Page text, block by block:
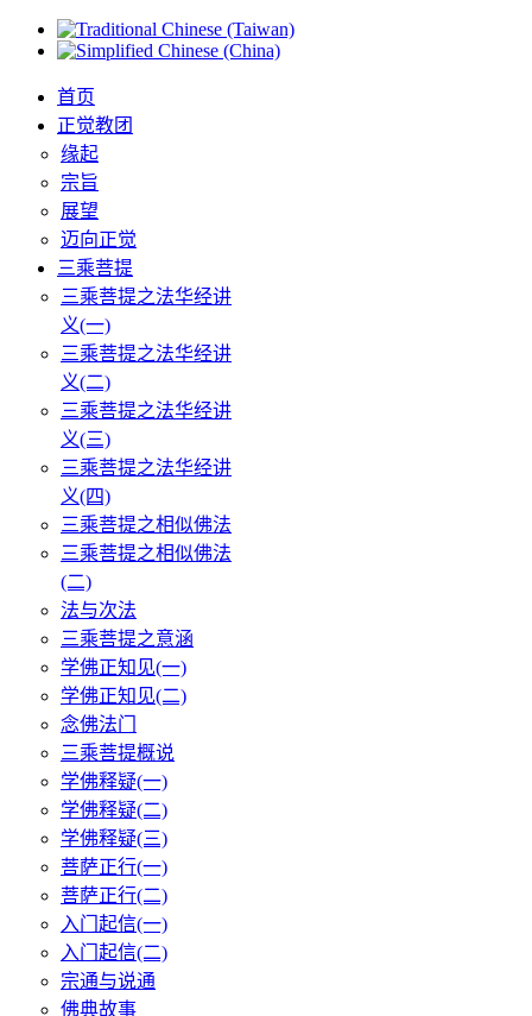
首页
正觉教团
缘起
宗旨
展望
迈向正觉
三乘菩提
三乘菩提之法华经讲
义(一)
三乘菩提之法华经讲
义(二)
三乘菩提之法华经讲
义(三)
三乘菩提之法华经讲
义(四)
三乘菩提之相似佛法
三乘菩提之相似佛法
(二)
法与次法
三乘菩提之意涵
学佛正知见(一)
学佛正知见(二)
念佛法门
三乘菩提概说
学佛释疑(一)
学佛释疑(二)
学佛释疑(三)
菩萨正行(一)
菩萨正行(二)
入门起信(一)
入门起信(二)
宗通与说通
佛典故事